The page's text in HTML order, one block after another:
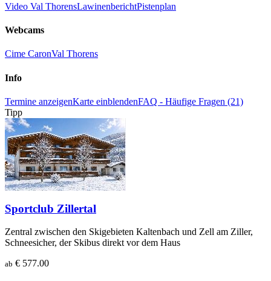
Video Val ThorensLawinenberichtPistenplan
Webcams
Cime CaronVal Thorens
Info
Termine anzeigenKarte einblendenFAQ - Häufige Fragen (21)
Tipp
Sportclub Zillertal
Zentral zwischen den Skigebieten Kaltenbach und Zell am Ziller,
Schneesicher, der Skibus direkt vor dem Haus
ab € 577.00